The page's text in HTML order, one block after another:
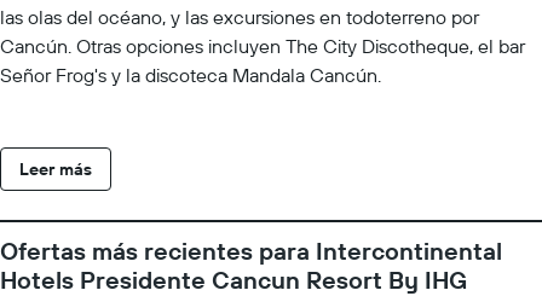
las olas del océano, y las excursiones en todoterreno por
Cancún. Otras opciones incluyen The City Discotheque, el bar
Señor Frog's y la discoteca Mandala Cancún.
Leer más
Ofertas más recientes para Intercontinental
Hotels Presidente Cancun Resort By IHG